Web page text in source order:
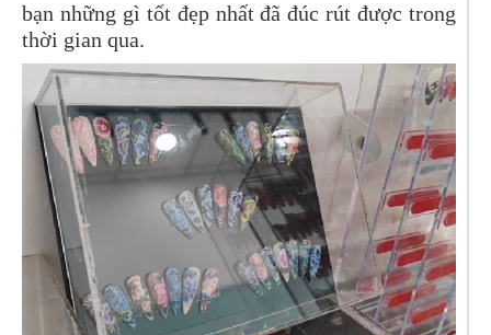
bạn những gì tốt đẹp nhất đã đúc rút được trong
thời gian qua.